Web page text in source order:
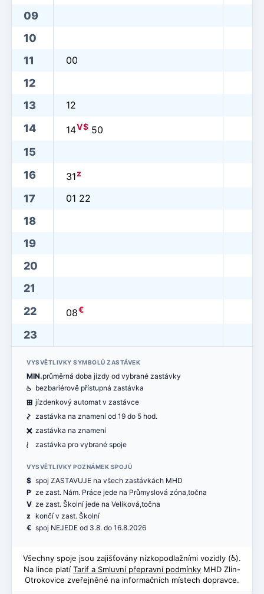
09
10
11
00
12
13
12
14 14V$ 50
15
16
31z
17 01 22
18
19
20
21
22
08€
23
VYSVĚTLIVKY SYMBOLŮ ZASTÁVEK
MIN.průměrná doba jízdy od vybrané zastávky
@ bezbariérově přístupná zastávka
æ jízdenkový automat v zastávce
ó zastávka na znamení od 19 do 5 hod.
ë zastávka na znamení
< zastávka pro vybrané spoje
VYSVĚTLIVKY POZNÁMEK SPOJŮ
$ spoj ZASTAVUJE na všech zastávkách MHD
P ze zast. Nám. Práce jede na Průmyslová zóna,točna
V ze zast. Školní jede na Velíková,točna
z končí v zast. Školní
€ spoj NEJEDE od 3.8. do 16.8.2026
Všechny spoje jsou zajišťovány nízkopodlažními vozidly (@).
Na lince platí Tarif a Smluvní přepravní podmínky MHD Zlín-
Otrokovice zveřejněné na informačních místech dopravce.